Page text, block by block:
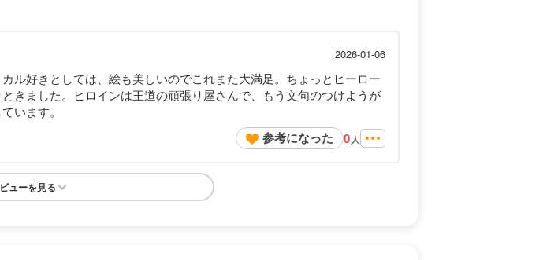
2026-01-06
ル好きとしては、絵も美しいのでこれまた大満足。ちょっとヒーロー
きました。ヒロインは王道の頑張り屋さんで、もう文句のつけようが
います。
参考になった 0 人
ューを見る